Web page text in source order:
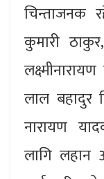
कुमारी
लाल बहादुर
नारायण
लागि लहान